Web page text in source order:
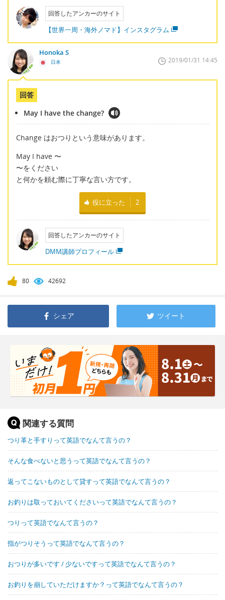
回答したアンカーのサイト
【世界一周・海外ノマド】インスタグラム
Honoka S
日本 2019/01/31 14:45
回答
May I have the change?
Change はおつりという意味があります。
May I have 〜
〜をください
と何かを頼む際に丁寧な言い方です。
役に立った 2
回答したアンカーのサイト
DMM講師プロフィール
80 42692
シェア ツイート
関連する質問
つり革と手すりって英語でなんて言うの？
そんな食べないと思うって英語でなんて言うの？
返ってこないものとして貸すって英語でなんて言うの？
お釣りは取っておいてくださいって英語でなんて言うの？
つりって英語でなんて言うの？
指がつりそうって英語でなんて言うの？
おつりが多いです / 少ないですって英語でなんて言うの？
お釣りを崩していただけますか？って英語でなんて言うの？